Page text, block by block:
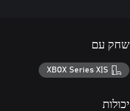
שחק עם
XBOX Series X|S
יכולות